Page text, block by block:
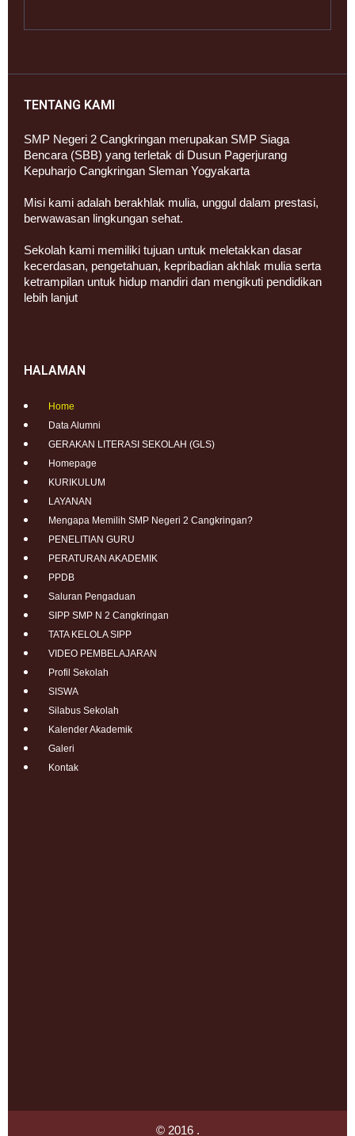
TENTANG KAMI
SMP Negeri 2 Cangkringan merupakan SMP Siaga
Bencara (SBB) yang terletak di Dusun Pagerjurang
Kepuharjo Cangkringan Sleman Yogyakarta
Misi kami adalah berakhlak mulia, unggul dalam prestasi,
berwawasan lingkungan sehat.
Sekolah kami memiliki tujuan untuk meletakkan dasar
kecerdasan, pengetahuan, kepribadian akhlak mulia serta
ketrampilan untuk hidup mandiri dan mengikuti pendidikan
lebih lanjut
HALAMAN
Home
Data Alumni
GERAKAN LITERASI SEKOLAH (GLS)
Homepage
KURIKULUM
LAYANAN
Mengapa Memilih SMP Negeri 2 Cangkringan?
PENELITIAN GURU
PERATURAN AKADEMIK
PPDB
Saluran Pengaduan
SIPP SMP N 2 Cangkringan
TATA KELOLA SIPP
VIDEO PEMBELAJARAN
Profil Sekolah
SISWA
Silabus Sekolah
Kalender Akademik
Galeri
Kontak
© 2016 .